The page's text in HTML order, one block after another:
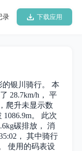
下载应用
录
的银川骑行。 本
28.7km/h， 平
爬升未显示数
。 此次
碳排放， 消
， 其中骑行
使用的码表设